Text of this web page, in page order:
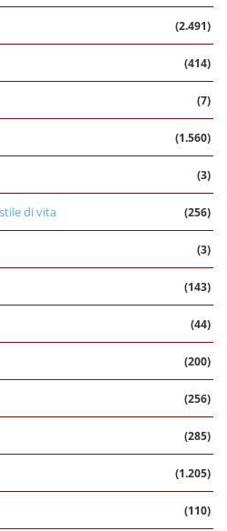
(2.491)
(414)
(7)
(1.560)
(3)
di vita (256)
(3)
(143)
(44)
(200)
(256)
(285)
(1.205)
(110)